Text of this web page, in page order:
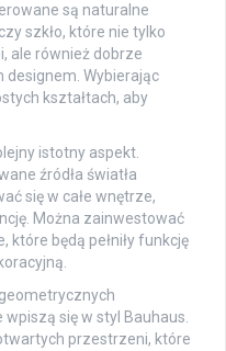
są naturalne
szkło, które nie tylko
ale również dobrze
designem. Wybierając
kształtach, aby
istotny aspekt.
źródła światła
się w całe wnętrze,
Można zainwestować
będą pełniły funkcję
wpiszą się w styl Bauhaus.
przestrzeni, które